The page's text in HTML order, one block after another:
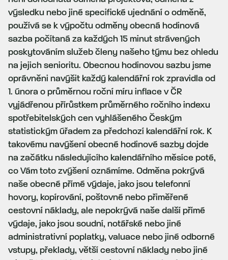
výsledku nebo jiné specifické ujednání o odměně,
používá se k výpočtu odměny obecná hodinová
sazba počítaná za každých 15 minut strávených
poskytováním služeb členy našeho týmu bez ohledu
na jejich senioritu. Obecnou hodinovou sazbu jsme
oprávněni navýšit každý kalendářní rok zpravidla od
1. února o průměrnou roční míru inflace v ČR
vyjádřenou přírůstkem průměrného ročního indexu
spotřebitelských cen vyhlášeného Českým
statistickým úřadem za předchozí kalendářní rok. K
takovému navýšení obecné hodinové sazby dojde
na začátku následujícího kalendářního měsíce poté,
co Vám toto zvýšení oznámíme. Odměna pokrývá
naše obecné přímé výdaje, jako jsou telefonní
hovory, kopírování, poštovné nebo přiměřené
cestovní náklady, ale nepokrývá naše další přímé
výdaje, jako jsou soudní, notářské nebo jiné
administrativní poplatky, valuace nebo jiné odborné
vstupy, překlady, větší cestovní náklady nebo jiné